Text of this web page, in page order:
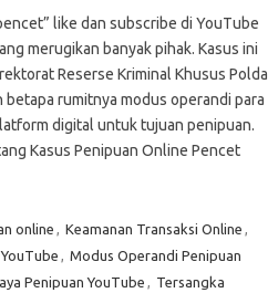
like dan subscribe di YouTube
merugikan banyak pihak. Kasus ini
Reserse Kriminal Khusus Polda
rumitnya modus operandi para
digital untuk tujuan penipuan.
Kasus Penipuan Online Pencet
online Keamanan Transaksi Online
Modus Operandi Penipuan
Penipuan YouTube
Tersangka